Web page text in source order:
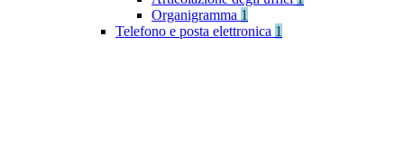
Organigramma 1
Telefono e posta elettronica 1